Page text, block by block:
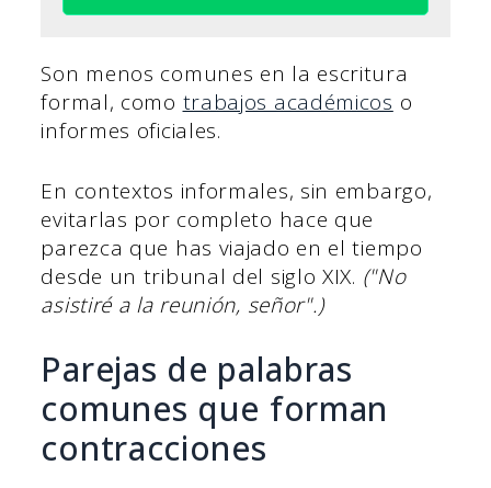
Son menos comunes en la escritura
formal, como trabajos académicos o
informes oficiales.
En contextos informales, sin embargo,
evitarlas por completo hace que
parezca que has viajado en el tiempo
desde un tribunal del siglo XIX. ("No
asistiré a la reunión, señor".)
Parejas de palabras
comunes que forman
contracciones